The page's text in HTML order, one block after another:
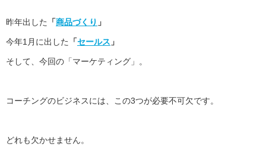
昨年出した 「商品づくり 」
今年1月に出した 「セールス 」
そして、今回の「マーケティング」。
コーチングのビジネスには、この3つが必要不可欠です。
どれも欠かせません。